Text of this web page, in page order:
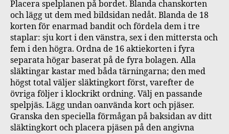
Placera spelplanen på bordet. Blanda chanskorten
och lägg ut dem med bildsidan nedåt. Blanda de 18
korten för enarmad bandit och fördela dem i tre
staplar: sju kort i den vänstra, sex i den mittersta och
fem i den högra. Ordna de 16 aktiekorten i fyra
separata högar baserat på de fyra bolagen. Alla
släktingar kastar med båda tärningarna; den med
högst total väljer släktingkort först, varefter de
övriga följer i klockrikt ordning. Välj en passande
spelpjäs. Lägg undan oanvända kort och pjäser.
Granska den speciella förmågan på baksidan av ditt
släktingkort och placera pjäsen på den angivna